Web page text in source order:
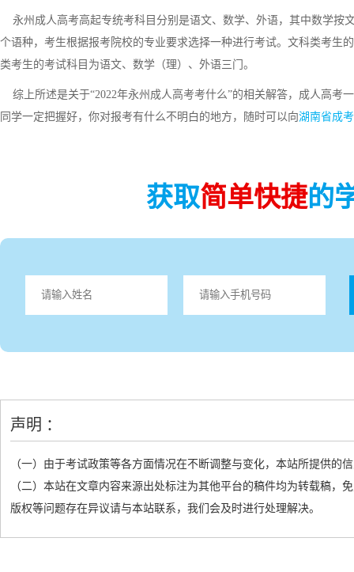
永州成人高考高起专统考科目分别是语文、数学、外语，其中数学按
个语种，考生根据报考院校的专业要求选择一种进行考试。文科类考生
类考生的考试科目为语文、数学（理）、外语三门。
综上所述是关于“2022年永州成人高考考什么”的相关解答，成人高考
同学一定把握好，你对报考有什么不明白的地方，随时可以向湖南省成
获取简单快捷的
声明 ：
（一）由于考试政策等各方面情况在不断调整与变化，本站所提供的
（二）本站在文章内容来源出处标注为其他平台的稿件均为转载稿
版权等问题存在异议请与本站联系，我们会及时进行处理解决。